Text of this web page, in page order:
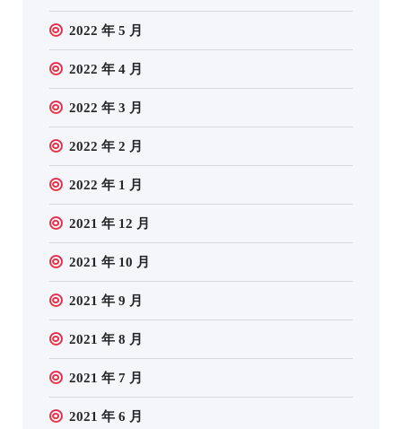
2022 年 5 月
2022 年 4 月
2022 年 3 月
2022 年 2 月
2022 年 1 月
2021 年 12 月
2021 年 10 月
2021 年 9 月
2021 年 8 月
2021 年 7 月
2021 年 6 月